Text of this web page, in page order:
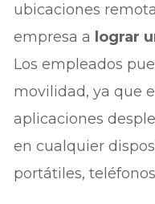
ubicaciones
empresa a lograr
Los empleados
movilidad, ya que
aplicaciones
en cualquier
portátiles,